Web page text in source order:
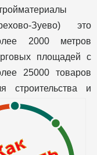
Зуево) это
2000 метров
площадей с
25000 товаров
строительства и